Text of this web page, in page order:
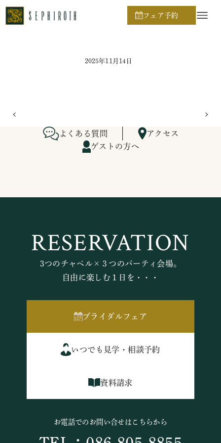
フェア予約
ホーム
2025年11月14日
よくある質問
アクセス
ゲストの方へ
RESERVATION
3つのチャペル×３つのパーティ会場。
自由に楽しむ１日を・・・
ブライダルフェア
いつでも見学・相談予約
資料請求
お電話でのお問い合せはこちらから